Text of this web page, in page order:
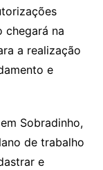
chegará na
a realização
e
Sobradinho,
de trabalho
e